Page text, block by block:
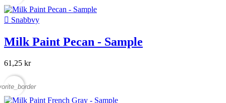
 Snabbvy
Milk Paint Pecan - Sample
61,25 kr